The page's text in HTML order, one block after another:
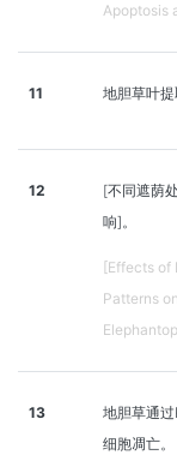
Apoptosis
11 地胆草叶
12
[不同遮荫
响]。
[Effects of
Patterns
13
地胆草通
细胞凋亡。